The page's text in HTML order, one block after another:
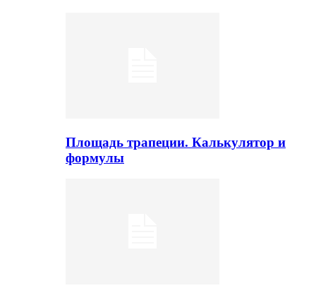
Площадь трапеции. Калькулятор и
формулы